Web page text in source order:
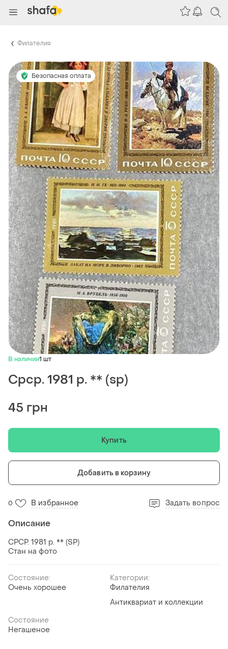
Филателия
Безопасная оплата
В наличии1 шт
Срср. 1981 р. ** (sp)
45 грн
Купить
Добавить в корзину
0 В избранное Задать вопрос
Описание
СРСР. 1981 р. ** (SP)
Стан на фото
Состояние:
Очень хорошее
Категории:
Филателия
Антиквариат и коллекции
Состояние
Негашеное